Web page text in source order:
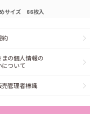
サイズ 66枚入
約
まの個人情報の
について
売管理者標識